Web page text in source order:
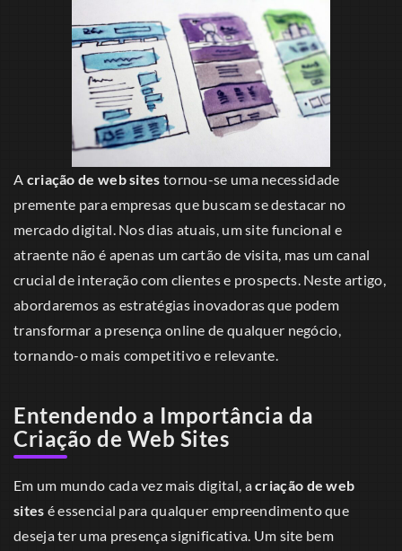
A criação de web sites tornou-se uma necessidade
premente para empresas que buscam se destacar no
mercado digital. Nos dias atuais, um site funcional e
atraente não é apenas um cartão de visita, mas um canal
crucial de interação com clientes e prospects. Neste artigo,
abordaremos as estratégias inovadoras que podem
transformar a presença online de qualquer negócio,
tornando-o mais competitivo e relevante.
Entendendo a Importância da
Criação de Web Sites
Em um mundo cada vez mais digital, acriação de web
sites é essencial para qualquer empreendimento que
deseja ter uma presença significativa. Um site bem